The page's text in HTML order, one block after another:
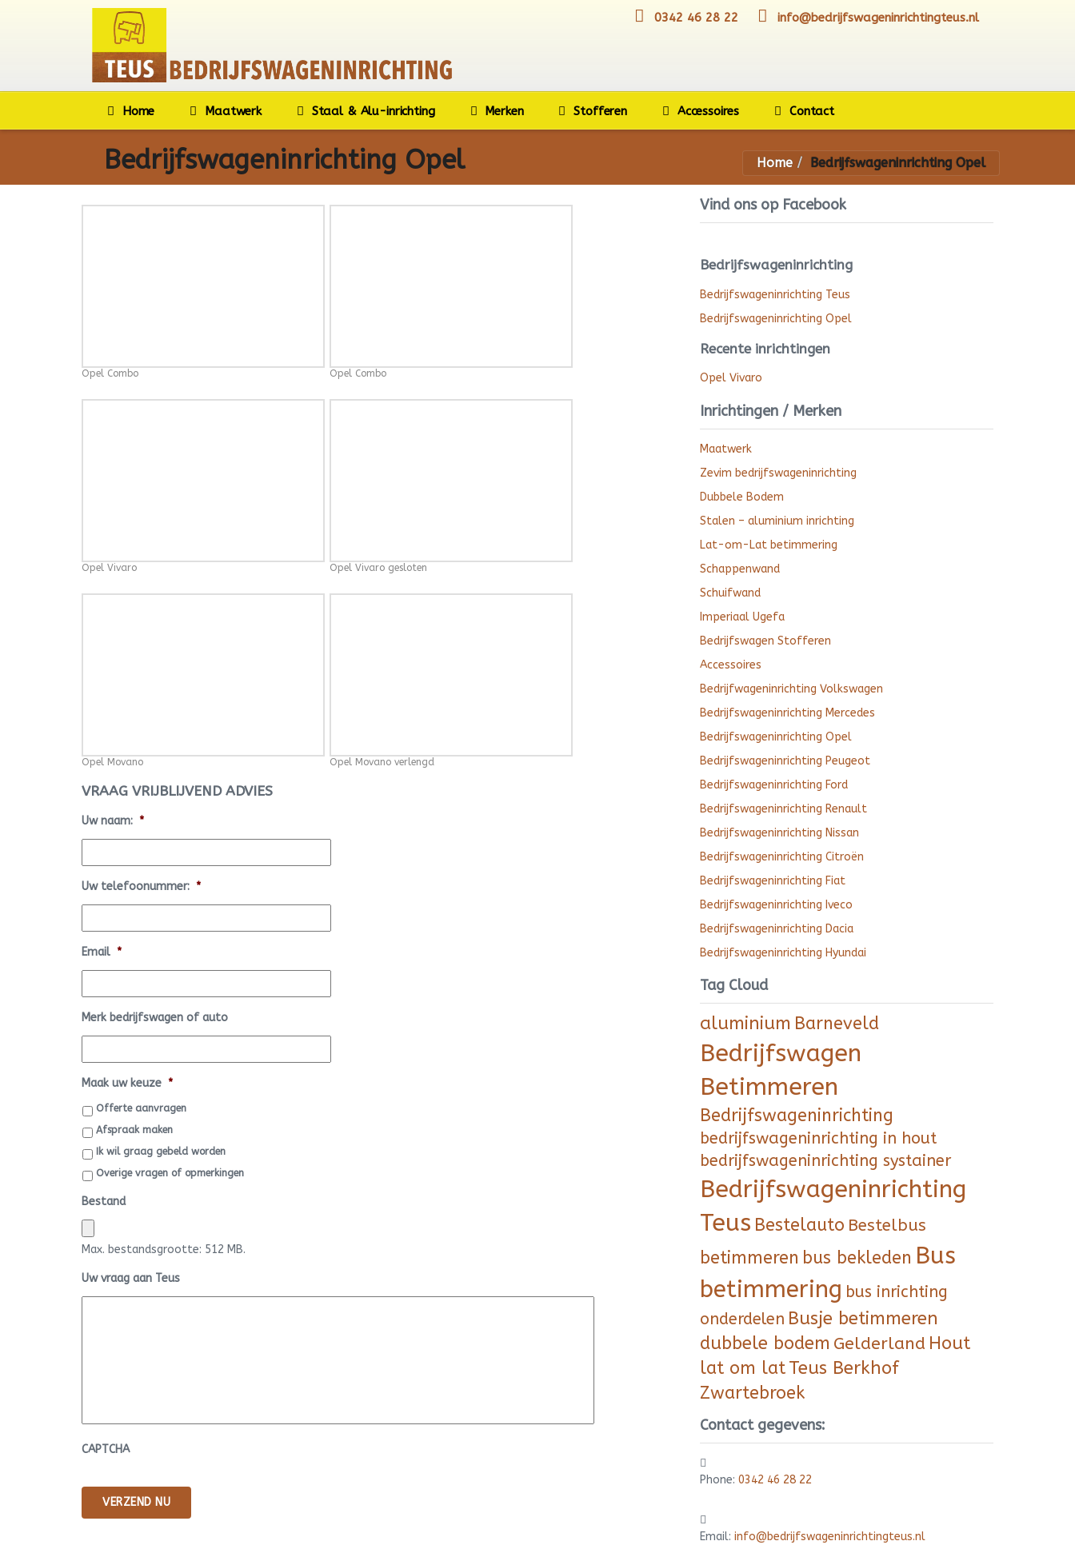
0342 46 28 22 info@bedrijfswageninrichtingteus.nl
Home Maatwerk Staal & Alu-inrichting Merken Stofferen Accessoires Contact
Bedrijfswageninrichting Opel Home Bedrijfswageninrichting Opel
Opel Combo Opel Combo
Opel Vivaro Opel Vivaro gesloten
Opel Movano Opel Movano verlengd
VRAAG VRIJBLIJVEND ADVIES
Uw naam: *
Uw telefoonummer: *
Email *
Merk bedrijfswagen of auto
Maak uw keuze *
Offerte aanvragen
Afspraak maken
Ik wil graag gebeld worden
Overige vragen of opmerkingen
Bestand
Max. bestandsgrootte: 512 MB.
Uw vraag aan Teus
CAPTCHA
Vind ons op Facebook
Bedrijfswageninrichting
Bedrijfswageninrichting Teus
Bedrijfswageninrichting Opel
Recente inrichtingen
Opel Vivaro
Inrichtingen / Merken
Maatwerk
Zevim bedrijfswageninrichting
Dubbele Bodem
Stalen – aluminium inrichting
Lat-om-Lat betimmering
Schappenwand
Schuifwand
Imperiaal Ugefa
Bedrijfswagen Stofferen
Accessoires
Bedrijfwageninrichting Volkswagen
Bedrijfswageninrichting Mercedes
Bedrijfswageninrichting Opel
Bedrijfswageninrichting Peugeot
Bedrijfswageninrichting Ford
Bedrijfswageninrichting Renault
Bedrijfswageninrichting Nissan
Bedrijfswageninrichting Citroën
Bedrijfswageninrichting Fiat
Bedrijfswageninrichting Iveco
Bedrijfswageninrichting Dacia
Bedrijfswageninrichting Hyundai
Tag Cloud
aluminium Barneveld
Bedrijfswagen
Betimmeren
Bedrijfswageninrichting
bedrijfswageninrichting in hout
bedrijfswageninrichting systainer
Bedrijfswageninrichting
Teus Bestelauto Bestelbus
betimmeren bus bekleden Bus
betimmering bus inrichting
onderdelen Busje betimmeren
dubbele bodem Gelderland Hout
lat om latTeus Berkhof
Zwartebroek
Contact gegevens:
Phone:0342 46 28 22
Email:info@bedrijfswageninrichtingteus.nl